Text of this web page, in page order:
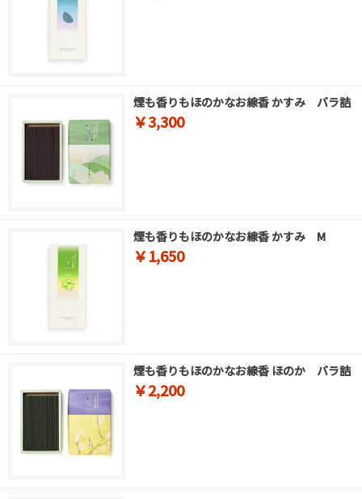
煙も香りもほのかなお線香 かすみ バラ詰
￥3,300
煙も香りもほのかなお線香 かすみ M
￥1,650
煙も香りもほのかなお線香 ほのか バラ詰
￥2,200